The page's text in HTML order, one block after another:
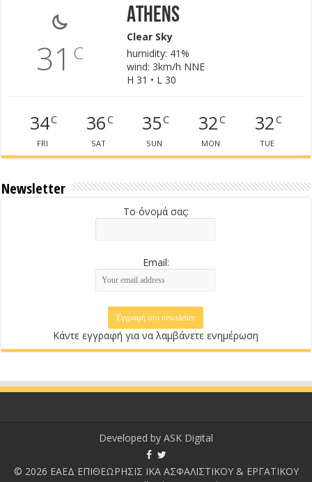
31 C
Athens
Clear Sky
humidity: 41%
wind: 3km/h NNE
H 31 • L 30
34C
FRI
36C
SAT
35C
SUN
32C
MON
32C
TUE
Newsletter
Το όνομά σας:
Email:
Κάντε εγγραφή για να λαμβάνετε ενημέρωση
Developed by ASK Digital
© 2026 ΕΑΕΔ ΕΠΙΘΕΩΡΗΣΙΣ ΙΚΑ ΑΣΦΑΛΙΣΤΙΚΟΥ & ΕΡΓΑΤΙΚΟΥ